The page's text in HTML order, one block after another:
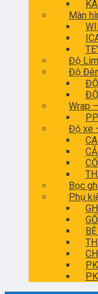
Màn
Độ
Độ
Wrap
Độ xe
Bọc
Phụ